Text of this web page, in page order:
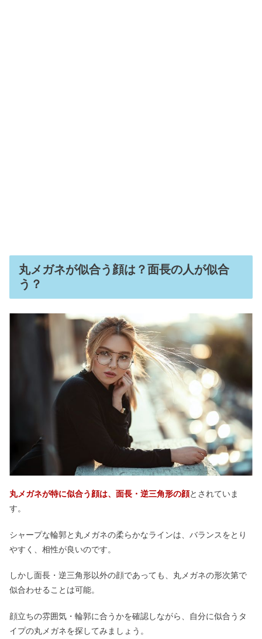
丸メガネが似合う顔は？面長の人が似合
う？
丸メガネが特に似合う顔は、面長・逆三角形の顔とされていま
す。
シャープな輪郭と丸メガネの柔らかなラインは、バランスをとり
やすく、相性が良いのです。
しかし面長・逆三角形以外の顔であっても、丸メガネの形次第で
似合わせることは可能。
顔立ちの雰囲気・輪郭に合うかを確認しながら、自分に似合うタ
イプの丸メガネを探してみましょう。